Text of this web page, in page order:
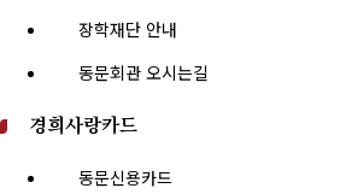
장학재단 안내
동문회관 오시는길
경희사랑카드
동문신용카드